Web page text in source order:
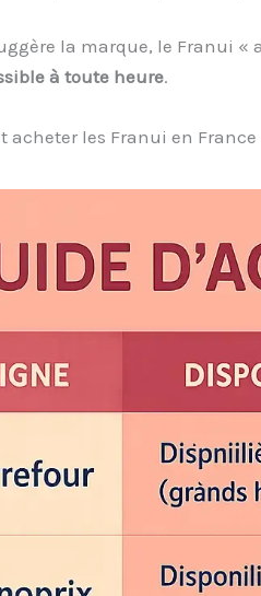
la marque, le Franui
à toute heure.
acheter les Franui en